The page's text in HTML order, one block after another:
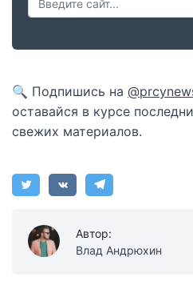
🔍 Подпишись на
оставайся в курсе
свежих материалов.
Автор:
Влад Андрюхин